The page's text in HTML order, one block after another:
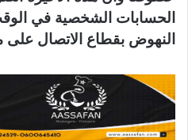
الحسابات الشخصية في
النهوض بقطاع الاتصال